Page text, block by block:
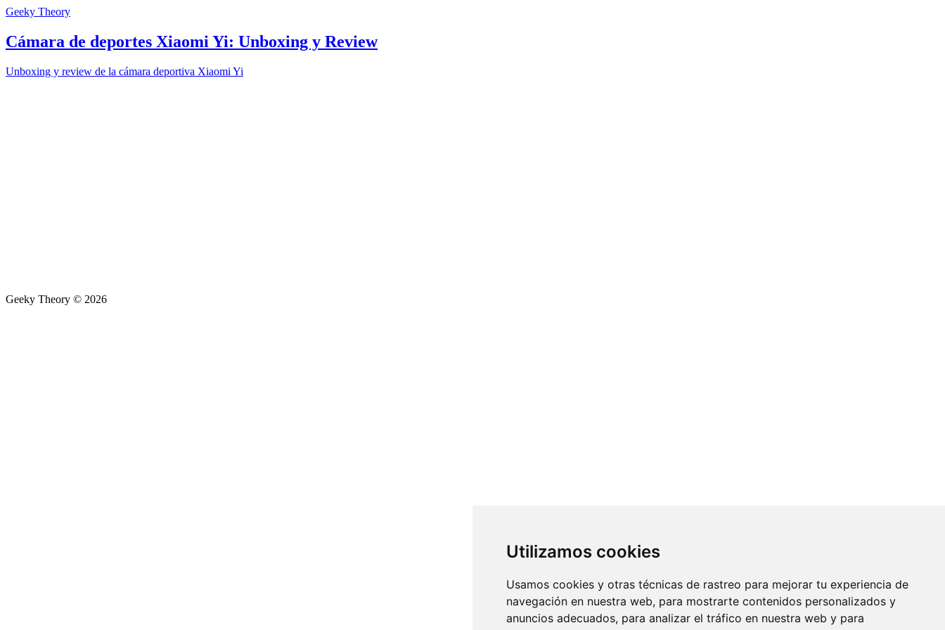
Utilizamos cookies
Usamos cookies y otras técnicas de rastreo para mejorar tu experiencia de
navegación en nuestra web, para mostrarte contenidos personalizados y
anuncios adecuados, para analizar el tráfico en nuestra web y para
Geeky Theory
Cámara de deportes Xiaomi Yi: Unboxing y Review
Unboxing y review de la cámara deportiva Xiaomi Yi
Geeky Theory © 2026